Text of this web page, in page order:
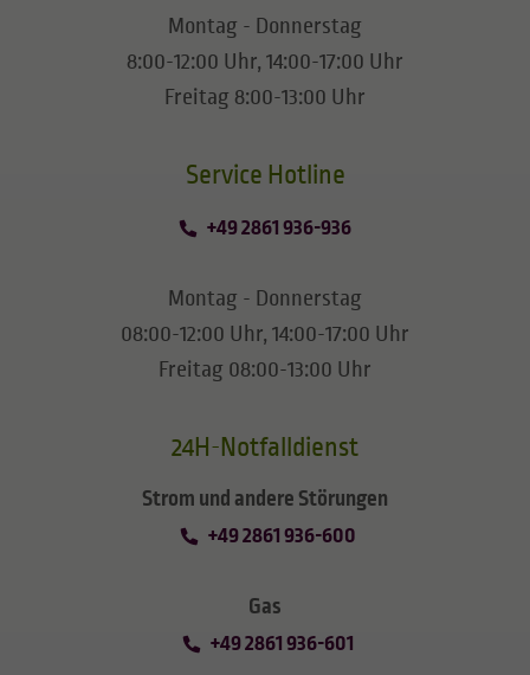
Montag - Donnerstag
8:00-12:00 Uhr, 14:00-17:00 Uhr
Freitag 8:00-13:00 Uhr
​​​​​​​Service Hotline
+49 2861 936-936
Montag - Donnerstag
08:00-12:00 Uhr, 14:00-17:00 Uhr
Freitag 08:00-13:00 Uhr
24H-Notfalldienst
Strom und andere Störungen
+49 2861 936-600
Gas
+49 2861 936-601